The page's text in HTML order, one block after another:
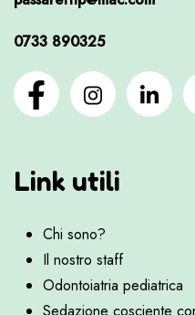
0733 890325
Link utili
Chi sono?
Il nostro staff
Odontoiatria pediatrica